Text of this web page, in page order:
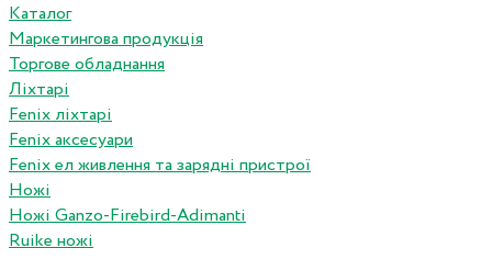
Каталог
Маркетингова продукція
Торгове обладнання
Ліхтарі
Fenix ліхтарі
Fenix аксесуари
Fenix ел живлення та зарядні пристрої
Ножі
Ножі Ganzo-Firebird-Adimanti
Ruike ножі